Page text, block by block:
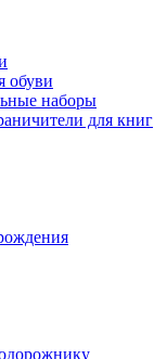
обуви
наборы
для книг